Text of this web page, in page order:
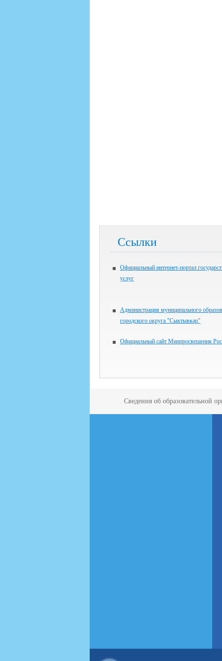
Ссылки
Официальный интернет-портал
услуг
Администрация муниципального
городского округа "Сыктывкар"
Официальный сайт Минпросвещения
Сведения об образовательной